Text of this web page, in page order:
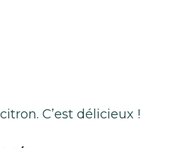
C’est délicieux !